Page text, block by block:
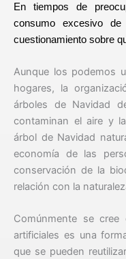
En tiempos de
consumo excesivo
cuestionamiento sobre
Aunque los podemos
hogares, la
árboles de Navidad
contaminan el aire y
árbol de Navidad
economía de las
conservación de la
relación con la
Comúnmente se
artificiales es una
que se pueden